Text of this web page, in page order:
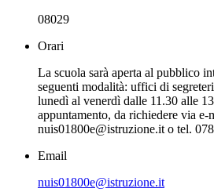
08029
Orari
La scuola sarà aperta al pubblico
seguenti modalità: uffici di
lunedì al venerdì dalle 11.30 alle
appuntamento, da richiedere via e-
nuis01800e@istruzione.it o tel.
Email
nuis01800e@istruzione.it